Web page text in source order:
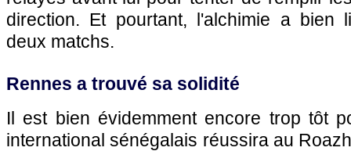
direction. Et pourtant, l'alchimie a bien
deux matchs.
Rennes a trouvé sa solidité
Il est bien évidemment encore trop tôt
international sénégalais réussira au